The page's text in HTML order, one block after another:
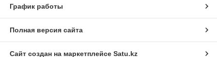
График работы
Полная версия сайта
Сайт создан на маркетплейсе Satu.kz